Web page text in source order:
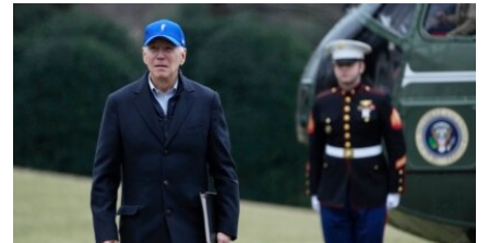
ویدیوها
فرهنگ و زندگی
حقوق شهروندی
اقتصادی
علم و فناوری
اسرائیل در جنگ
بایگانی برنامه‌های تلویزیونی
مستندها
انتخابات ریاست جمهوری آمریکا ۲۰۲۴
حمله جمهوری اسلامی به اسرائیل
رمز مهسا
ورزش زنان در ایران
یادگیری زبان انگلیسی
دنبال کنید
زبانهای مختلف